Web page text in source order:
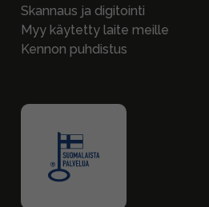
Skannaus ja digitointi
Myy käytetty laite meille
Kennon puhdistus